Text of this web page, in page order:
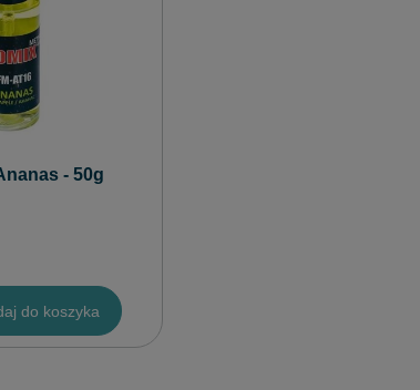
- 50g
do koszyka